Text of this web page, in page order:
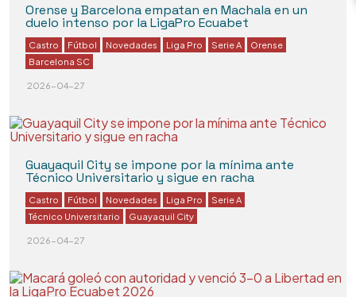
Orense y Barcelona empatan en Machala en un
duelo intenso por la LigaPro Ecuabet
Castro Fútbol Novedades Liga Pro Serie A
Orense
Barcelona SC
2026-04-27
Guayaquil City se impone por la mínima ante
Técnico Universitario y sigue en racha
Castro Fútbol Novedades Liga Pro
Serie A
Técnico Universitario
Guayaquil City
2026-04-27